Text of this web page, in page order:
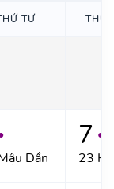
TƯ THỨ
Dần
7 ●
23